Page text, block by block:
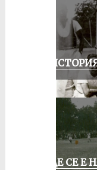
ЗА
КЪДЕ СЕ